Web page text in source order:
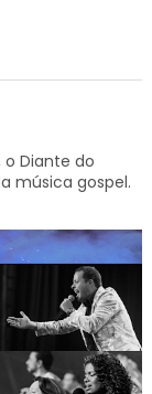
o Diante do
música gospel.